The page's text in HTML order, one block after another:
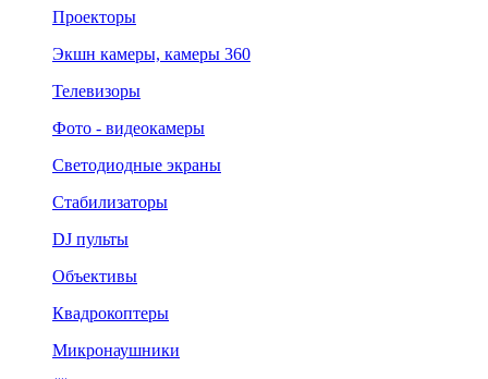
Проекторы
Экшн камеры, камеры 360
Телевизоры
Фото - видеокамеры
Светодиодные экраны
Стабилизаторы
DJ пульты
Объективы
Квадрокоптеры
Микронаушники